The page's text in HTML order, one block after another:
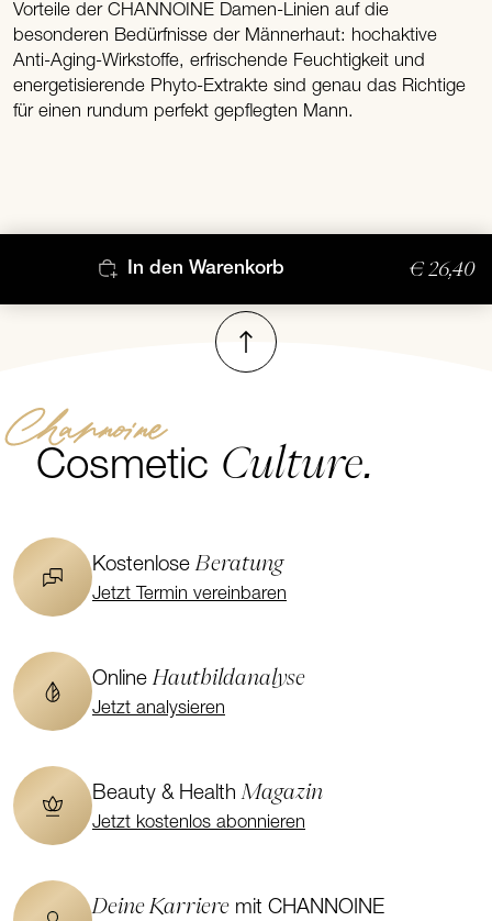
Vorteile der CHANNOINE Damen-Linien auf die
besonderen Bedürfnisse der Männerhaut: hochaktive
Anti-Aging-Wirkstoffe, erfrischende Feuchtigkeit und
energetisierende Phyto-Extrakte sind genau das Richtige
für einen rundum perfekt gepflegten Mann.
In den Warenkorb € 26,40
Nach oben
Channoine
Cosmetic Culture.
KostenloseBeratung
Jetzt Termin vereinbaren
OnlineHautbildanalyse
Jetzt analysieren
Beauty & HealthMagazin
Jetzt kostenlos abonnieren
Deine Karriere mit CHANNOINE